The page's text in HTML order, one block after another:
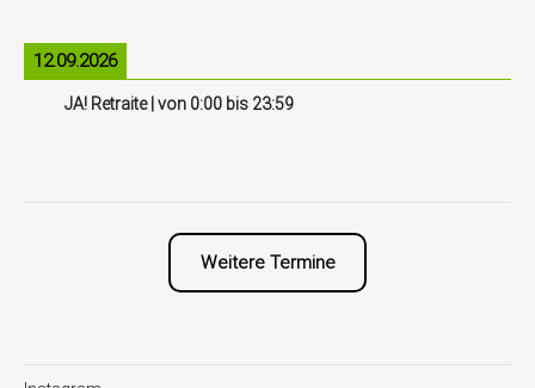
12.09.2026
JA! Retraite| von 0:00 bis 23:59
Weitere Termine